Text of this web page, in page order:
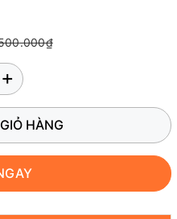
+
HÀNG